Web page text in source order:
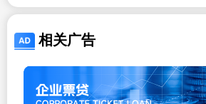
相关广告